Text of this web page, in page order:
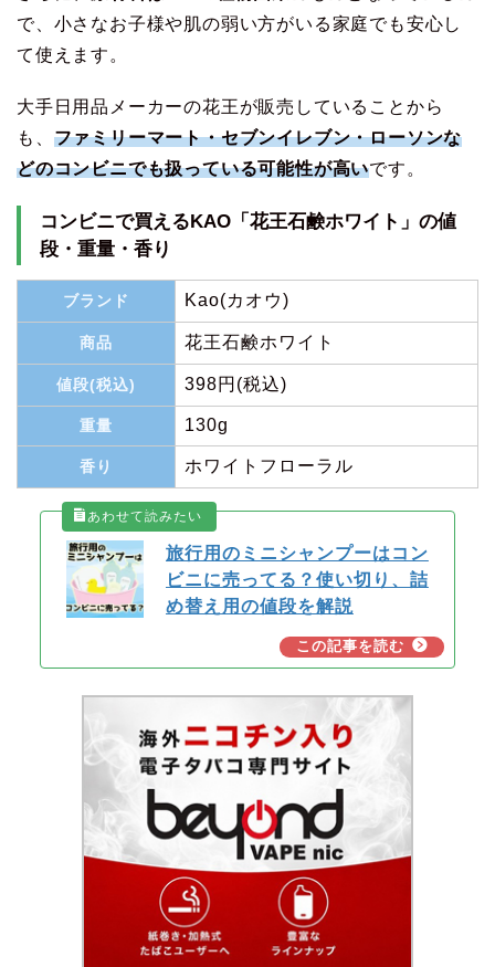
で、小さなお子様や肌の弱い方がいる家庭でも安心し
て使えます。
大手日用品メーカーの花王が販売していることから
も、 ファミリーマート・セブンイレブン・ローソンな
どのコンビニでも扱っている可能性が高いです。
コンビニで買えるKAO「花王石鹸ホワイト」の値
段・重量・香り
ブランド Kao(カオウ)
商品 花王石鹸ホワイト
値段(税込) 398円(税込)
重量 130g
香り ホワイトフローラル
旅行用のミニシャンプーはコン
ビニに売ってる？使い切り、詰
め替え用の値段を解説